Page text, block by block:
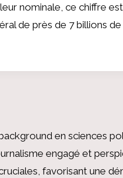
nominale, ce chiffre
de près de 7 billions de
en sciences
engagé et
favorisant une